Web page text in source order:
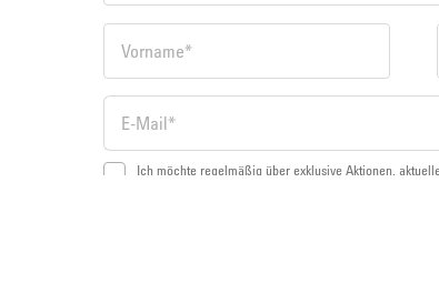
Ich möchte regelmäßig über exklusive Aktionen,